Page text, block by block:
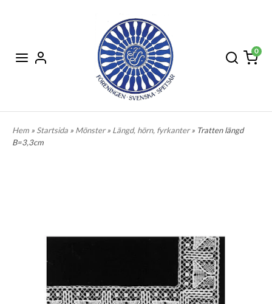
0
Hem » Startsida » Mönster» Längd, hörn, fyrkanter» Tratten längd
B=3,3cm